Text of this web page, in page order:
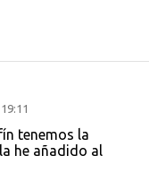
tenemos la
he añadido al